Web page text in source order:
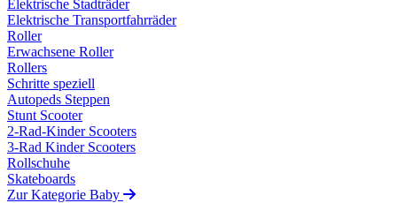
Elektrische Stadträder
Elektrische Transportfahrräder
Roller
Erwachsene Roller
Rollers
Schritte speziell
Autopeds Steppen
Stunt Scooter
2-Rad-Kinder Scooters
3-Rad Kinder Scooters
Rollschuhe
Skateboards
Zur Kategorie Baby